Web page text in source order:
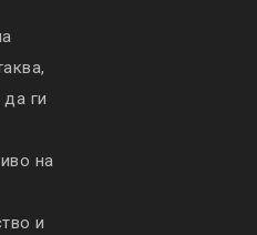
ги
на
и